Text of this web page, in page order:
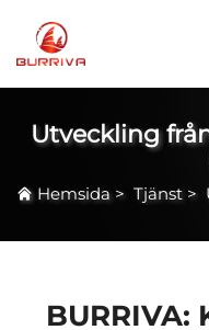
Utveckling
Hemsida> Tjänst >